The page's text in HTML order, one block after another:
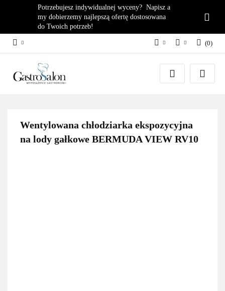
Potrzebujesz indywidualnej wyceny? Napisz a
my dobierzemy najlepszą ofertę dostosowana
do Twoich potrzeb!
EUR
Załóż konto
(0)
Wentylowana chłodziarka ekspozycyjna
na lody gałkowe BERMUDA VIEW RV10